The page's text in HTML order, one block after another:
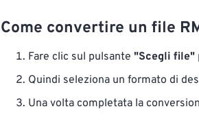
Come convertire un file
Fare clic sul pulsante "Scegli file"
Quindi seleziona un formato di
Una volta completata la